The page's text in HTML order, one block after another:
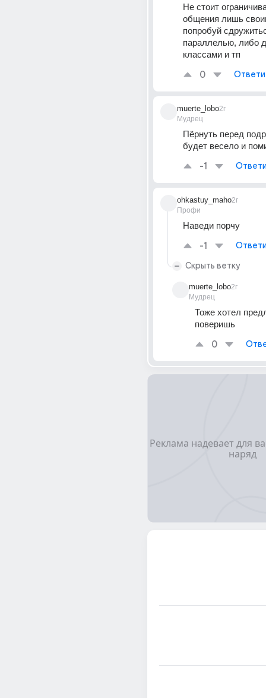
Не стоит
общения лишь
попробуй
параллелью, либо
классами и тп
0
muerte_lobo
Мудрец
2г
Пёрнуть перед
будет весело и
-1
ohkastuy_maho
Профи
2г
Наведи порчу
-1
Скрыть ветку
muerte_lobo
Мудрец
2г
Тоже хотел
поверишь
0